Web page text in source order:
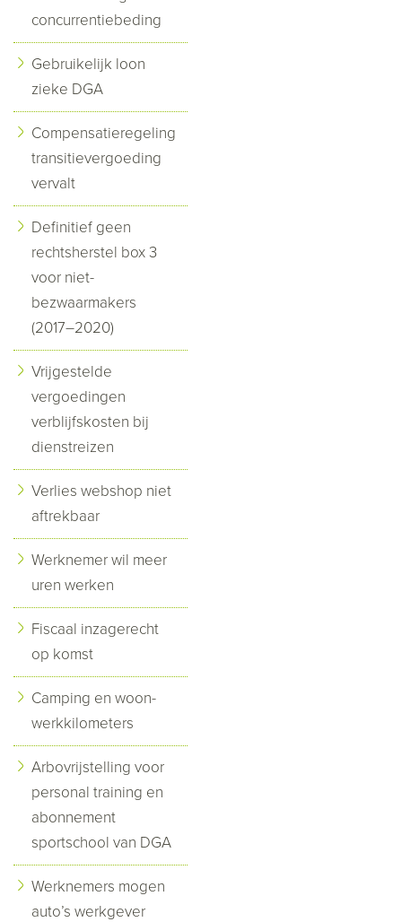
concurrentiebeding
Gebruikelijk loon
zieke DGA
Compensatieregeling
transitievergoeding
vervalt
Definitief geen
rechtsherstel box 3
voor niet-
bezwaarmakers
(2017–2020)
Vrijgestelde
vergoedingen
verblijfskosten bij
dienstreizen
Verlies webshop niet
aftrekbaar
Werknemer wil meer
uren werken
Fiscaal inzagerecht
op komst
Camping en woon-
werkkilometers
Arbovrijstelling voor
personal training en
abonnement
sportschool van DGA
Werknemers mogen
auto’s werkgever